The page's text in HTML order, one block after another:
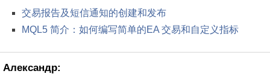
交易报告及短信通知的创建和发布
MQL5 简介：如何编写简单的EA 交易和自定义指标
Александр: